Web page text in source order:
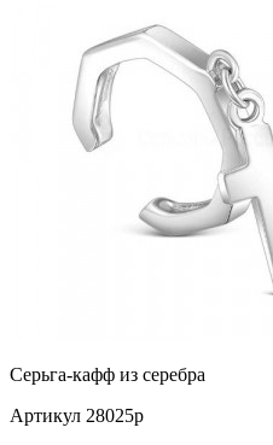
Серьга-кафф из серебра
Артикул 28025р